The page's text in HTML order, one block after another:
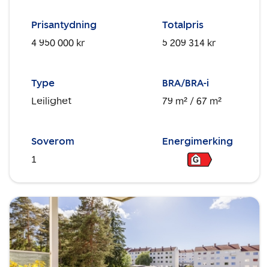
Prisantydning
4 950 000 kr
Totalpris
5 209 314 kr
Type
Leilighet
BRA/BRA-i
79 m² / 67 m²
Soverom
1
Energimerking
G